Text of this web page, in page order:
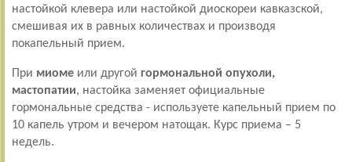
настойкой клевера или настойкой диоскореи кавказской,
смешивая их в равных количествах и производя
покапельный прием.
При миоме или другой гормональной опухоли,
мастопатии, настойка заменяет официальные
гормональные средства - используете капельный прием по
10 капель утром и вечером натощак. Курс приема – 5
недель.